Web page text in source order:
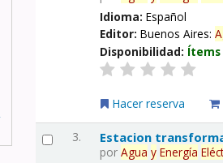
Idioma:Español
Editor:Buenos Aires:
Disponibilidad:
Hacer reserva
3. Estacion
porAgua y Energía